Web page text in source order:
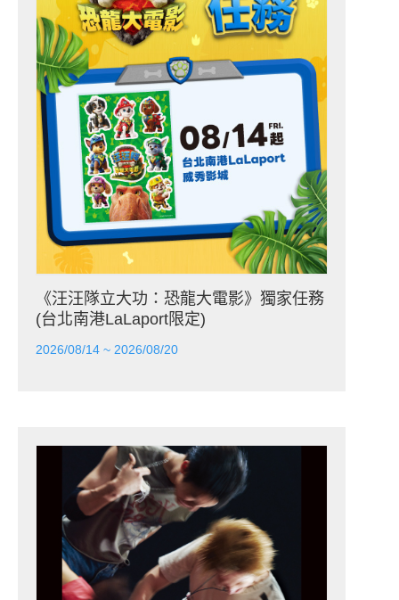
《汪汪隊立大功：恐龍大電影》獨家任務
(台北南港LaLaport限定)
2026/08/14 ~ 2026/08/20